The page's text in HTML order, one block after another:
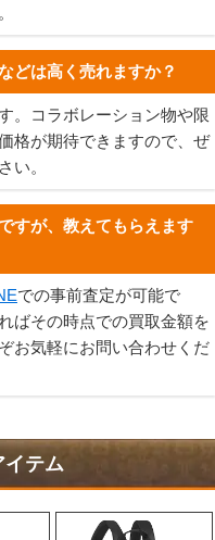
どは高く売れますか？
。コラボレーション物や限
格が期待できますので、ぜ
い。
すが、教えてもらえます
での事前査定が可能で
ばその時点での買取金額を
お気軽にお問い合わせくだ
イテム